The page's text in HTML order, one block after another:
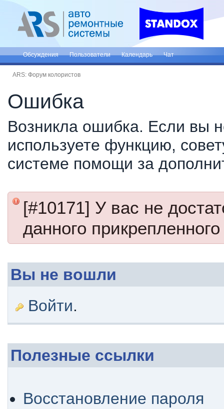
Обсуждения Пользователи Календарь Чат
ARS: Форум колористов
Ошибка
Возникла ошибка. Если вы
используете функцию,
системе помощи за
[#10171] У вас не
данного
Вы не вошли
Войти.
Полезные ссылки
Восстановление пароля